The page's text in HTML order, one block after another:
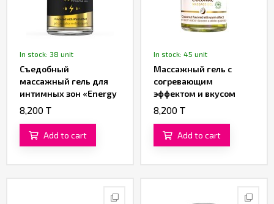
In stock: 38 unit
Съедобный
массажный гель для
интимных зон «Energy
Drink» от «Intt» (15 ML)
8,200 T
Add to cart
In stock: 45 unit
Массажный гель с
согревающим
эффектом и вкусом
кокоса «Coconut
Massage Gel» от «Intt»
(30 ML)
8,200 T
Add to cart